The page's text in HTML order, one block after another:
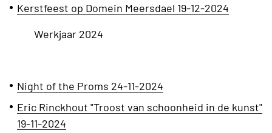
Kerstfeest op Domein Meersdael 19-12-2024
Werkjaar 2024
Night of the Proms 24-11-2024
Eric Rinckhout "Troost van schoonheid in de kunst"
19-11-2024